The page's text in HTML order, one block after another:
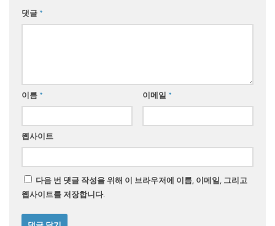
댓글 *
이름 * 이메일 *
웹사이트
다음 번 댓글 작성을 위해 이 브라우저에 이름, 이메일, 그리고
웹사이트를 저장합니다.